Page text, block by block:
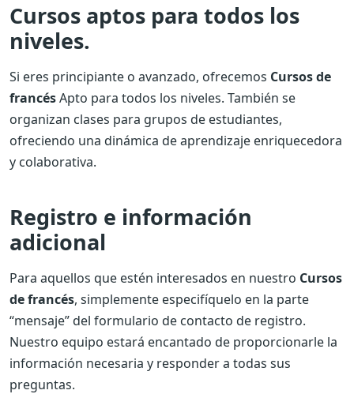
Cursos aptos para todos los
niveles.
Si eres principiante o avanzado, ofrecemos Cursos de
francésApto para todos los niveles. También se
organizan clases para grupos de estudiantes,
ofreciendo una dinámica de aprendizaje enriquecedora
y colaborativa.
Registro e información
adicional
Para aquellos que estén interesados ​​en nuestro Cursos
de francés, simplemente especifíquelo en la parte
“mensaje” del formulario de contacto de registro.
Nuestro equipo estará encantado de proporcionarle la
información necesaria y responder a todas sus
preguntas.